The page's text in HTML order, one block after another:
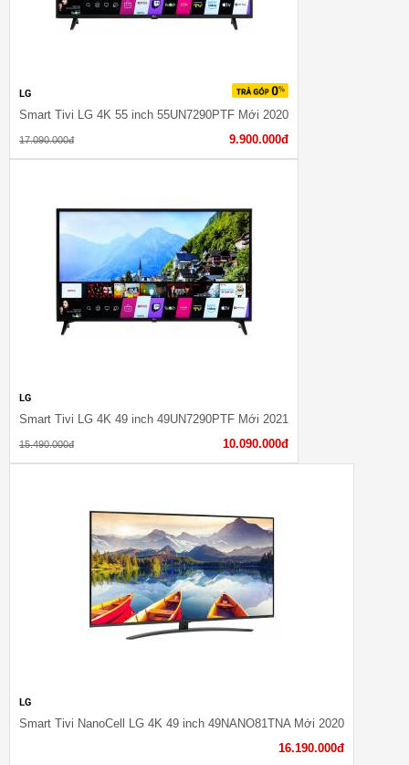
LG
Smart Tivi LG 4K 55 inch 55UN7290PTF Mới 2020
17.090.000đ 9.900.000đ
LG
Smart Tivi LG 4K 49 inch 49UN7290PTF Mới 2021
15.490.000đ 10.090.000đ
LG
Smart Tivi NanoCell LG 4K 49 inch 49NANO81TNA Mới 2020
16.190.000đ